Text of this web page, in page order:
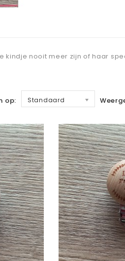
kindje nooit meer zijn of haar
op: Standaard